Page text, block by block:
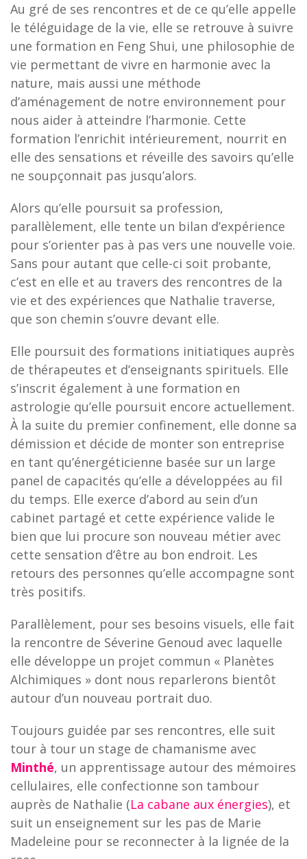
Au gré de ses rencontres et de ce qu’elle appelle
le téléguidage de la vie, elle se retrouve à suivre
une formation en Feng Shui, une philosophie de
vie permettant de vivre en harmonie avec la
nature, mais aussi une méthode
d’aménagement de notre environnement pour
nous aider à atteindre l’harmonie. Cette
formation l’enrichit intérieurement, nourrit en
elle des sensations et réveille des savoirs qu’elle
ne soupçonnait pas jusqu’alors.
Alors qu’elle poursuit sa profession,
parallèlement, elle tente un bilan d’expérience
pour s’orienter pas à pas vers une nouvelle voie.
Sans pour autant que celle-ci soit probante,
c’est en elle et au travers des rencontres de la
vie et des expériences que Nathalie traverse,
que son chemin s’ouvre devant elle.
Elle poursuit des formations initiatiques auprès
de thérapeutes et d’enseignants spirituels. Elle
s’inscrit également à une formation en
astrologie qu’elle poursuit encore actuellement.
À la suite du premier confinement, elle donne sa
démission et décide de monter son entreprise
en tant qu’énergéticienne basée sur un large
panel de capacités qu’elle a développées au fil
du temps. Elle exerce d’abord au sein d’un
cabinet partagé et cette expérience valide le
bien que lui procure son nouveau métier avec
cette sensation d’être au bon endroit. Les
retours des personnes qu’elle accompagne sont
très positifs.
Parallèlement, pour ses besoins visuels, elle fait
la rencontre de Séverine Genoud avec laquelle
elle développe un projet commun « Planètes
Alchimiques » dont nous reparlerons bientôt
autour d’un nouveau portrait duo.
Toujours guidée par ses rencontres, elle suit
tour à tour un stage de chamanisme avec
Minthé, un apprentissage autour des mémoires
cellulaires, elle confectionne son tambour
auprès de Nathalie (La cabane aux énergies), et
suit un enseignement sur les pas de Marie
Madeleine pour se reconnecter à la lignée de la